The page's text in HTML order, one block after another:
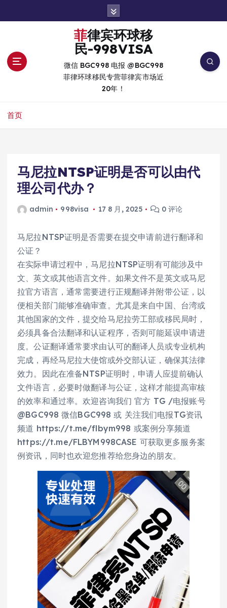
菲律宾环球移
民-998VISA
微信 BGC998 电报 @BGC998
菲律环球移民专营菲律宾市场近
20年！
首页
马尼拉NTSP证明是否可以由代
理公司代办？
admin 998visa 17 8 月, 2025 0 评论
马尼拉NTSP证明是否需要在提交申请前进行翻译和
公证？
在实际申请过程中，马尼拉NTSP证明有可能涉及中
文、英文或其他语言文件。如果文件不是英文或马尼
拉官方语言，通常需要进行正规翻译并附带公证，以
便相关部门能够准确审查。尤其是来自中国、台湾或
其他国家的文件，提交给马尼拉劳工部或移民局时，
必须具备合法翻译和认证程序，否则可能延误申请进
度。公证翻译通常要求由认可的翻译人员或专业机构
完成，再经马尼拉大使馆或外交部认证，确保其法律
效力。因此在准备NTSP证明时，申请人应提前确认
文件语言，必要时做翻译与公证，这样才能提高审核
的效率和通过率。欢迎咨询我们 官方 TG /电报账号
@BGC998 微信BGC998 或 关注我们电报TG资讯
频道 https://t.me/flbym998 或案例分享频道
https://t.me/FLBYM998CASE 可获取更多服务案
例资讯，同时也欢迎您推荐给您身边的朋友。